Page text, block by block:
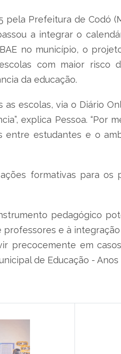
pela Prefeitura de Codó
a integrar o
no município, o
com maior risco
da educação.
escolas, via o Diário
explica Pessoa.
entre estudantes e o
formativas para
pedagógico
e à
precocemente em
de Educação - Anos